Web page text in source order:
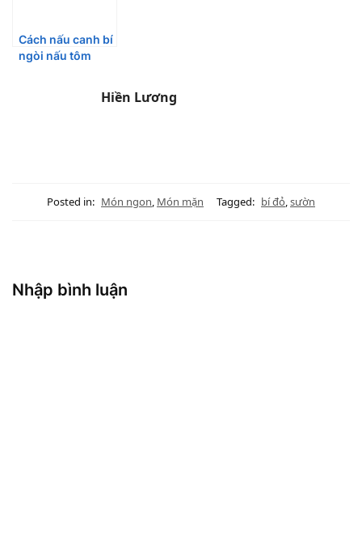
Cách nấu canh bí
ngòi nấu tôm
Hiền Lương
Posted in: Món ngon, Món mặn Tagged: bí đỏ,sườn
Nhập bình luận